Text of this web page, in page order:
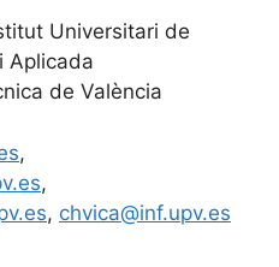
Universitari de
Aplicada
de València
,
,
, chvica@inf.upv.es